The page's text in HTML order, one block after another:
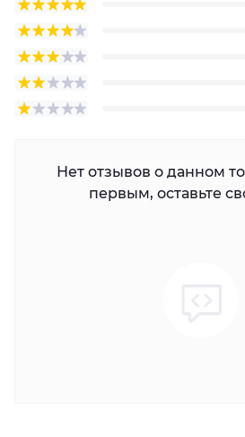
Нет отзывов о данном
первым, оставьте